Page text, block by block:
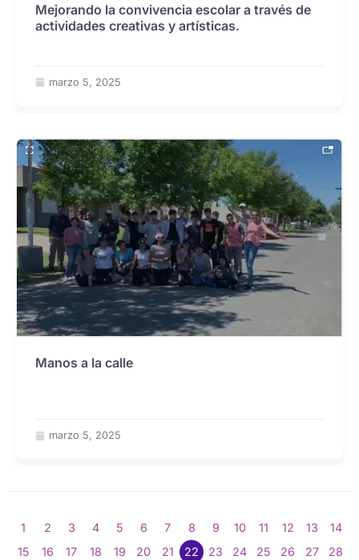
Mejorando la convivencia escolar a través de
actividades creativas y artísticas.
marzo 5, 2025
Manos a la calle
marzo 5, 2025
1 2 3 4 5 6 7 8 9 10 11 12 13
14
15
16 17 18 19 20 21 22 23 24 25 26 27
28